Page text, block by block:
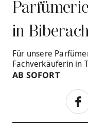
in
Für unsere
Fachverkäuferin in
AB SOFORT